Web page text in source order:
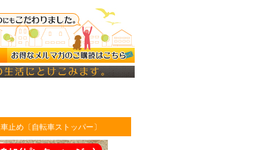
止め〔自転車ストッパー〕